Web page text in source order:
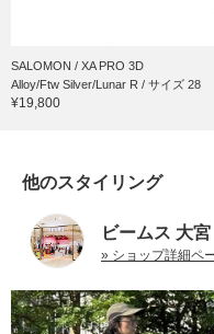
SALOMON / XA PRO 3D
Alloy/Ftw Silver/Lunar R / サイズ 28
¥19,800
他のスタイリング
ビームス 大宮
» ショップ詳細ペ